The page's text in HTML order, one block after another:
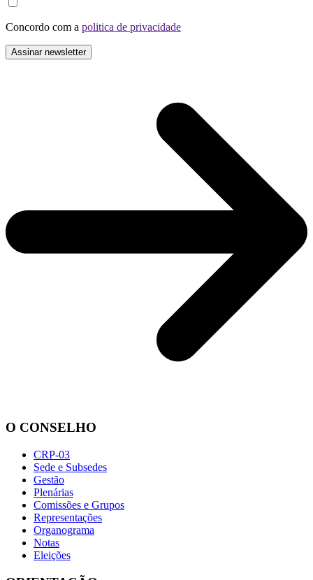
Concordo com a politica de privacidade
O CONSELHO
CRP-03
Sede e Subsedes
Gestão
Plenárias
Comissões e Grupos
Representações
Organograma
Notas
Eleições